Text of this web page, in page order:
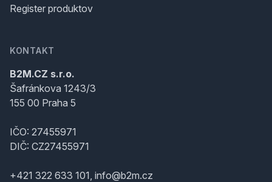
Register produktov
KONTAKT
B2M.CZ s.r.o.
Šafránkova 1243/3
155 00 Praha 5
IČO: 27455971
DIČ: CZ27455971
+421 322 633 101, info@b2m.cz